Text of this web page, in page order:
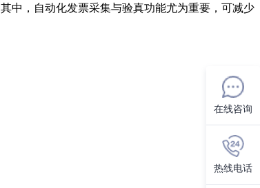
中，自动化发票采集与验真功能尤为重要，可减少
在线咨询
热线电话